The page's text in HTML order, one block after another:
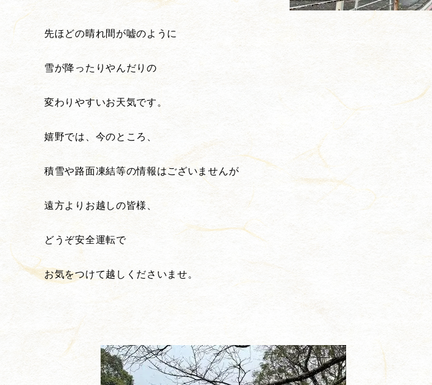
先ほどの晴れ間が嘘のように
雪が降ったりやんだりの
変わりやすいお天気です。
嬉野では、今のところ、
積雪や路面凍結等の情報はございませんが
遠方よりお越しの皆様、
どうぞ安全運転で
お気をつけて越しくださいませ。